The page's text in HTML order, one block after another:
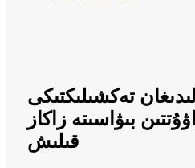
تەكشىلىكتىكى
بىۋاسىتە زاكاز
قىلىش